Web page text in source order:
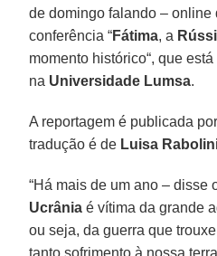
de domingo falando – online
conferência “Fátima, a
momento histórico“, que
na Universidade Lumsa.
A reportagem é publicada
tradução é de Luisa
“Há mais de um ano – disse
Ucrânia é vítima da grande
ou seja, da guerra que
tanto sofrimento à nossa